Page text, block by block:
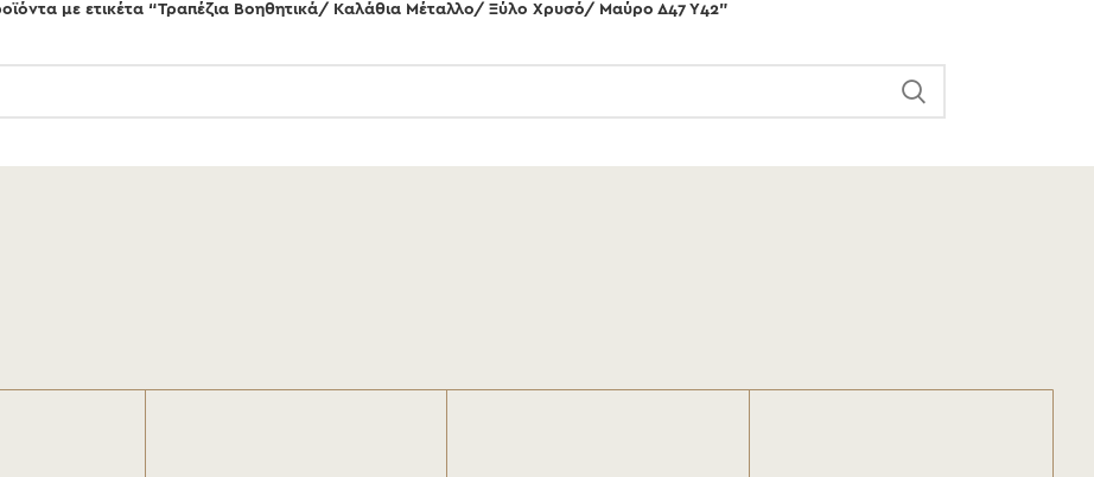
με ετικέτα “Τραπέζια Βοηθητικά/ Καλάθια Μέταλλο/ Ξύλο Χρυσό/ Μαύρο Δ47 Υ42”